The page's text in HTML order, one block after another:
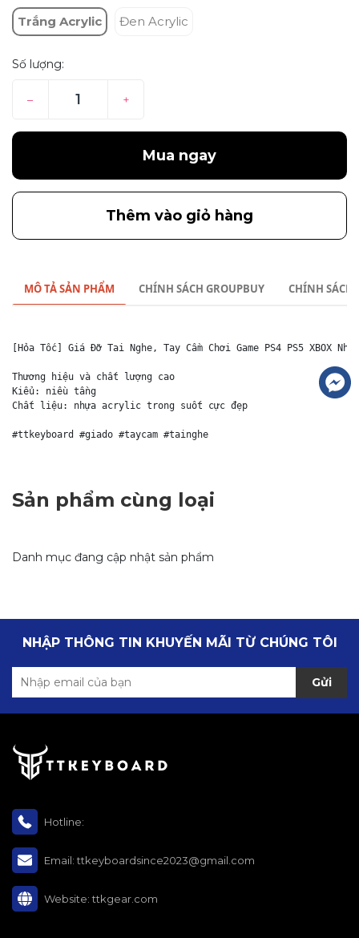
Trắng Acrylic Đen Acrylic
Số lượng:
– +
Mua ngay
Thêm vào giỏ hàng
MÔ TẢ SẢN PHẨM CHÍNH SÁCH GROUPBUY CHÍNH SÁCH
[Hỏa Tốc] Giá Đỡ Tai Nghe, Tay Cầm Chơi Game PS4 PS5
Thương hiệu và chất lượng cao
Kiểu: niều tầng
Chất liệu: nhựa acrylic trong suốt cực đẹp
#ttkeyboard #giado #taycam #tainghe
Sản phẩm cùng loại
Danh mục đang cập nhật sản phẩm
NHẬP THÔNG TIN KHUYẾN MÃI TỪ CHÚNG TÔI
Gửi
Hotline:
Email:ttkeyboardsince2023@gmail.com
Website:ttkgear.com